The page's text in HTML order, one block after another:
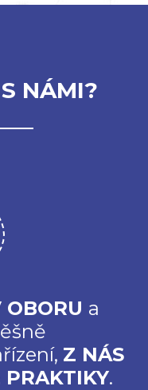
NÁMI?
OBORU a
Z NÁS
PRAKTIKY.